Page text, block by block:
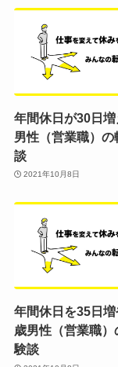
年間休日が30日
男性（営業職）の
談
2021年10月8日
年間休日を35日
歳男性（営業職）
験談